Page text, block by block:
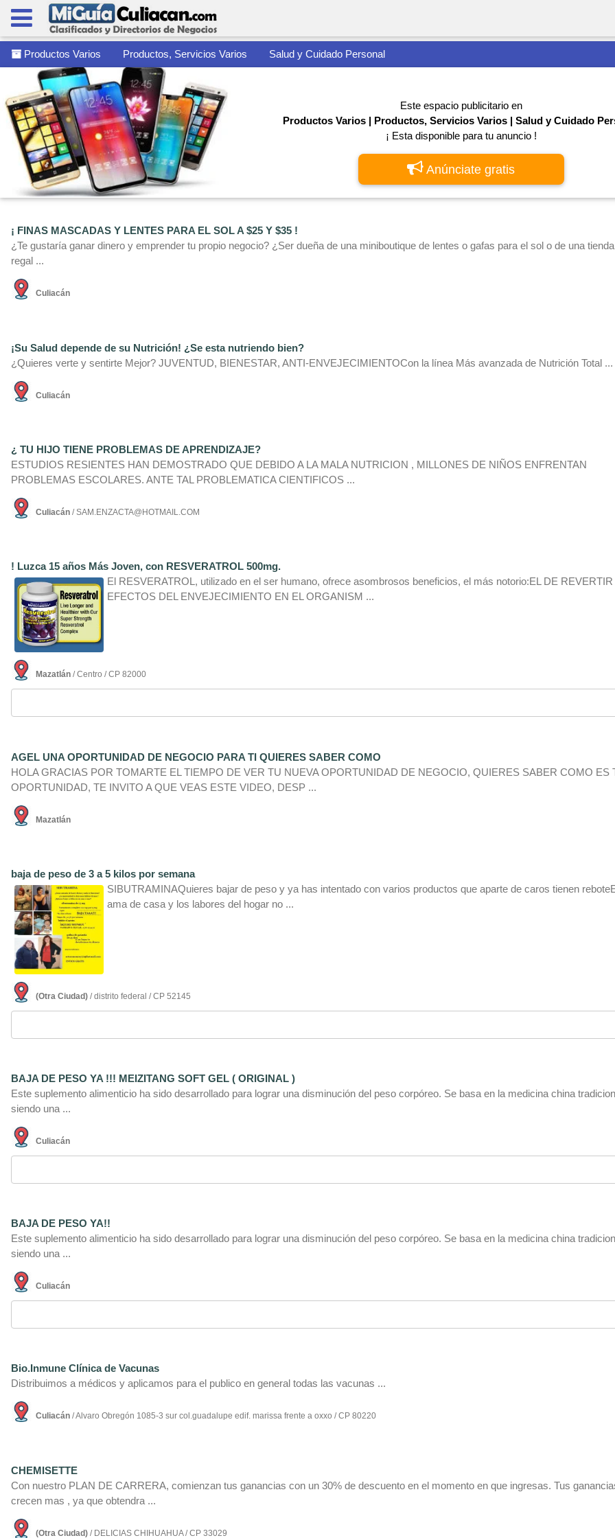
Productos Varios Productos, Servicios Varios Salud y Cuidado Personal
Este espacio publicitario en
Productos Varios | Productos, Servicios Varios | Salud y Cuidado
¡ Esta disponible para tu anuncio !
Anúnciate gratis
¡ FINAS MASCADAS Y LENTES PARA EL SOL A $25 Y $35 !
¿Te gustarí­a ganar dinero y emprender tu propio negocio? ¿Ser dueña de una miniboutique de lentes o gafas para el sol o de una
regal ...
Culiacán
¡Su Salud depende de su Nutrición! ¿Se esta nutriendo bien?
¿Quieres verte y sentirte Mejor? JUVENTUD, BIENESTAR, ANTI-ENVEJECIMIENTOCon la lí­nea Más avanzada de Nutrición Total ...
Culiacán
¿ TU HIJO TIENE PROBLEMAS DE APRENDIZAJE?
ESTUDIOS RESIENTES HAN DEMOSTRADO QUE DEBIDO A LA MALA NUTRICION , MILLONES DE NIÑOS ENFRENTAN
PROBLEMAS ESCOLARES. ANTE TAL PROBLEMATICA CIENTIFICOS ...
Culiacán / SAM.ENZACTA@HOTMAIL.COM
! Luzca 15 años Más Joven, con RESVERATROL 500mg.
El RESVERATROL, utilizado en el ser humano, ofrece asombrosos beneficios, el más notorio:EL DE
EFECTOS DEL ENVEJECIMIENTO EN EL ORGANISM ...
Mazatlán / Centro / CP 82000
AGEL UNA OPORTUNIDAD DE NEGOCIO PARA TI QUIERES SABER COMO
HOLA GRACIAS POR TOMARTE EL TIEMPO DE VER TU NUEVA OPORTUNIDAD DE NEGOCIO, QUIERES SABER COMO ES
OPORTUNIDAD, TE INVITO A QUE VEAS ESTE VIDEO, DESP ...
Mazatlán
baja de peso de 3 a 5 kilos por semana
SIBUTRAMINAQuieres bajar de peso y ya has intentado con varios productos que aparte de caros tienen
ama de casa y los labores del hogar no ...
(Otra Ciudad) / distrito federal / CP 52145
BAJA DE PESO YA !!! MEIZITANG SOFT GEL ( ORIGINAL )
Este suplemento alimenticio ha sido desarrollado para lograr una disminución del peso corpóreo. Se basa en la medicina china
siendo una ...
Culiacán
BAJA DE PESO YA!!
Este suplemento alimenticio ha sido desarrollado para lograr una disminución del peso corpóreo. Se basa en la medicina china
siendo una ...
Culiacán
Bio.Inmune Clí­nica de Vacunas
Distribuimos a médicos y aplicamos para el publico en general todas las vacunas ...
Culiacán / Alvaro Obregón 1085-3 sur col.guadalupe edif. marissa frente a oxxo / CP 80220
CHEMISETTE
Con nuestro PLAN DE CARRERA, comienzan tus ganancias con un 30% de descuento en el momento en que ingresas. Tus
crecen mas , ya que obtendra ...
(Otra Ciudad) / DELICIAS CHIHUAHUA / CP 33029